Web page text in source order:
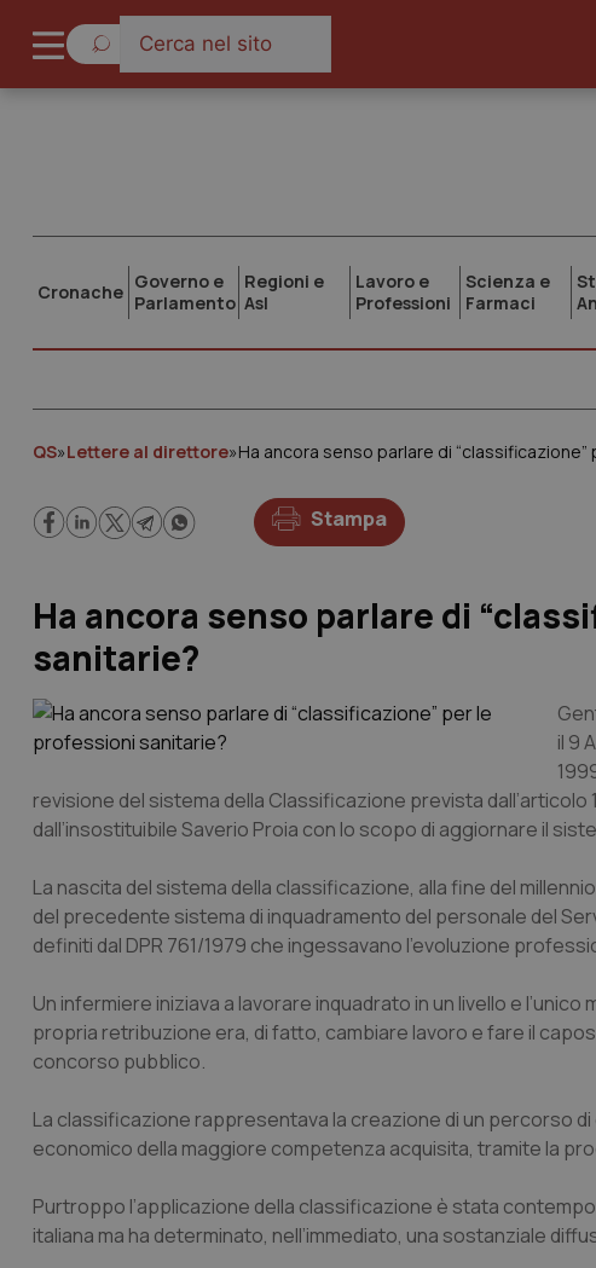
Cronache Governo e
Parlamento
Regioni e
Asl
Lavoro e
Professioni
Scienza e
Farmaci
QS»Lettere al direttore»Ha ancora senso parlare di
Stampa
Ha ancora senso parlare di
sanitarie?
il 9
revisione del sistema della Classificazione prevista
dall’insostituibile Saverio Proia con lo scopo di aggiornare il
La nascita del sistema della classificazione, alla fine del
del precedente sistema di inquadramento del personale del
definiti dal DPR 761/1979 che ingessavano l’evoluzione
Un infermiere iniziava a lavorare inquadrato in un livello e
propria retribuzione era, di fatto, cambiare lavoro e fare il
concorso pubblico.
La classificazione rappresentava la creazione di un percorso
economico della maggiore competenza acquisita, tramite la
Purtroppo l’applicazione della classificazione è stata
italiana ma ha determinato, nell’immediato, una sostanziale